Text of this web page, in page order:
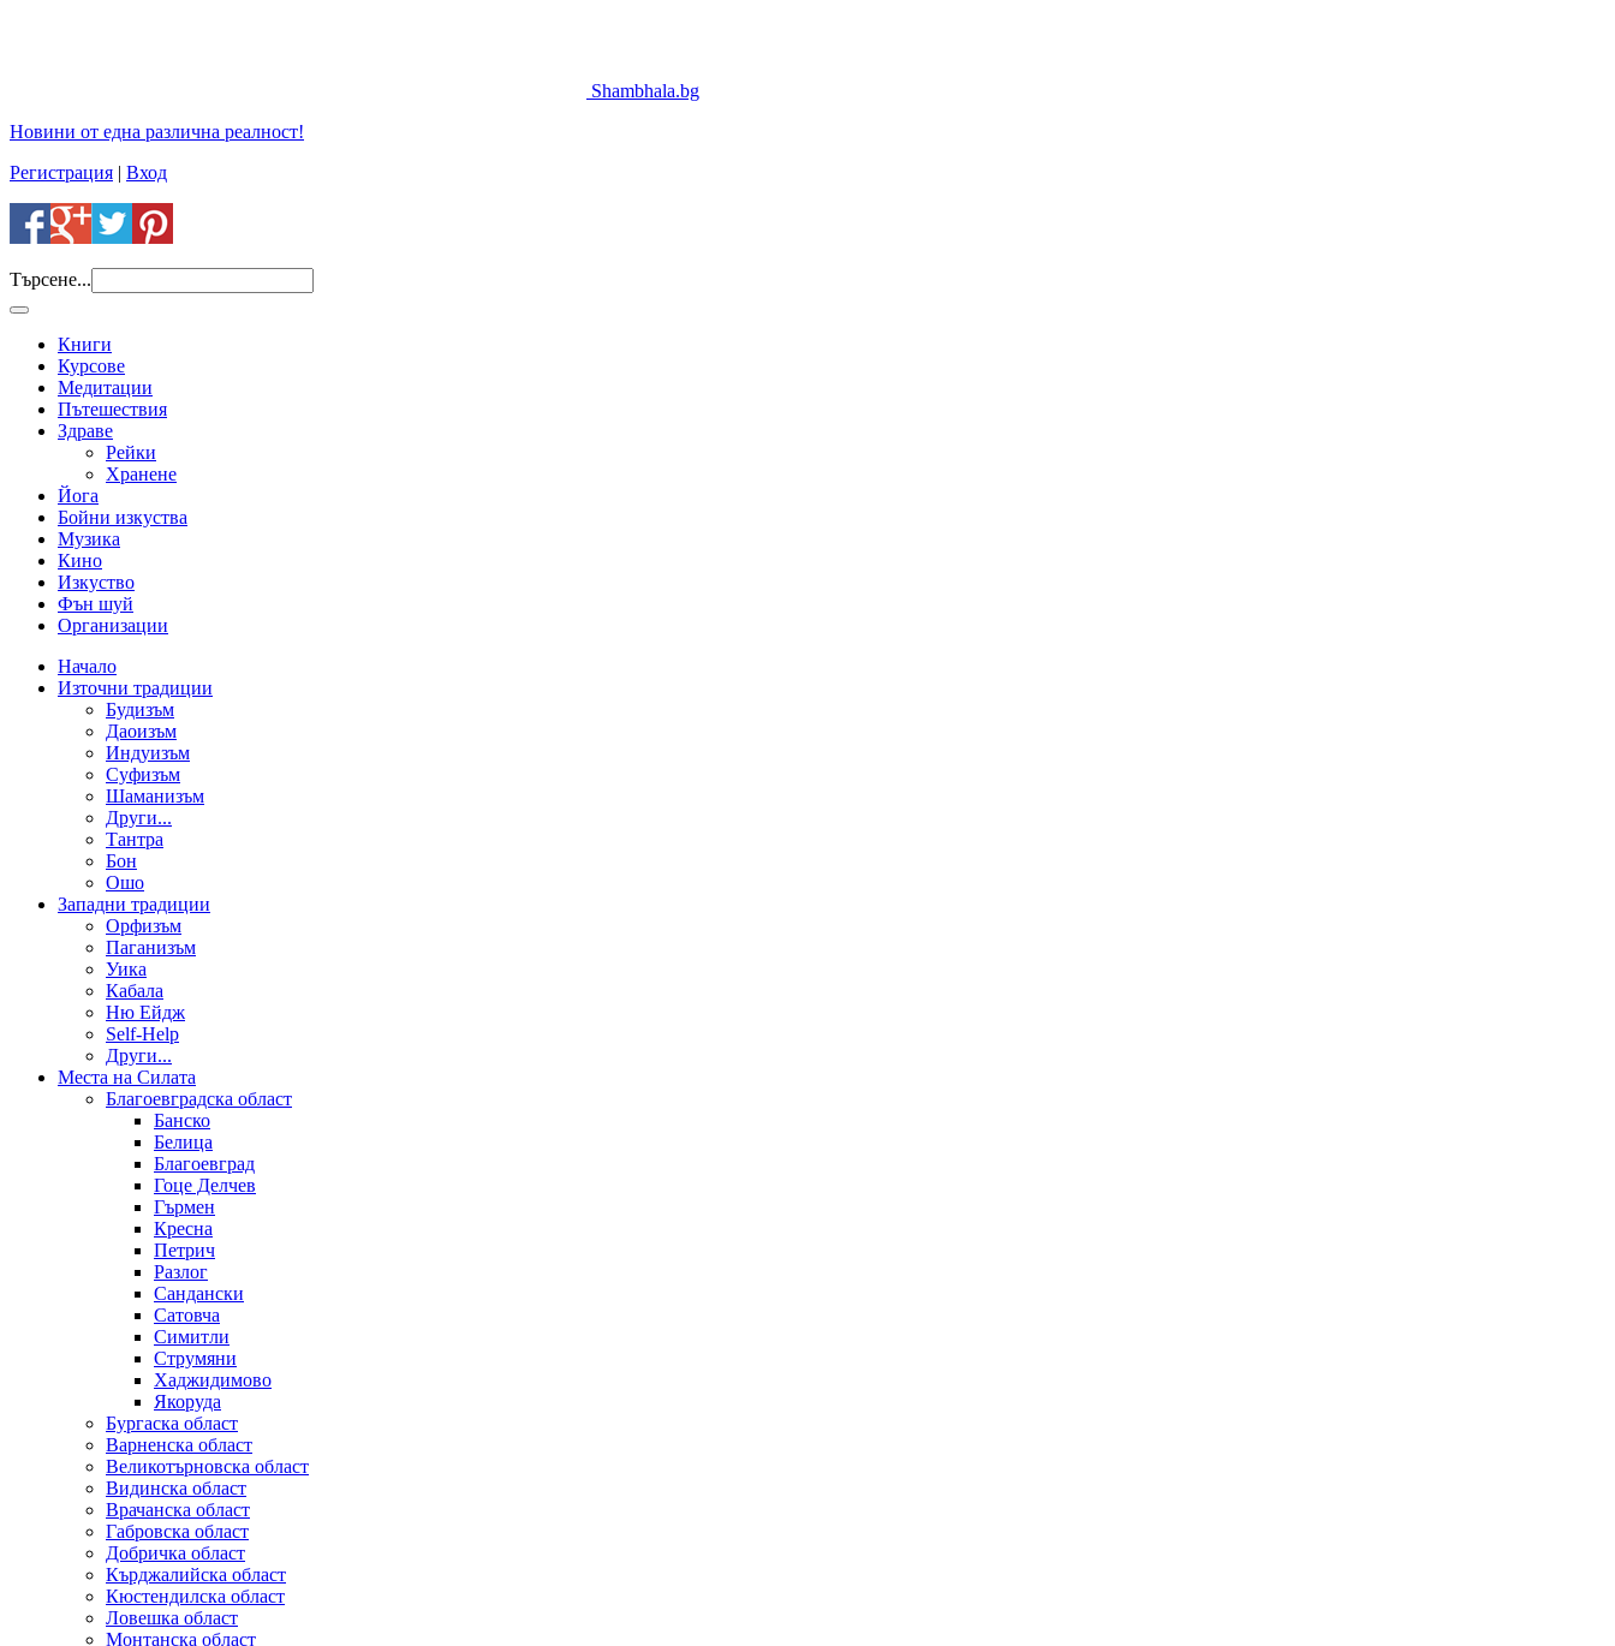
Shambhala.bg
Новини от една различна реалност!
Регистрация | Вход
Търсене...
Книги
Курсове
Медитации
Пътешествия
Здраве
Рейки
Хранене
Йога
Бойни изкуства
Музика
Кино
Изкуство
Фън шуй
Организации
Начало
Източни традиции
Будизъм
Даоизъм
Индуизъм
Суфизъм
Шаманизъм
Други...
Тантра
Бон
Ошо
Западни традиции
Орфизъм
Паганизъм
Уика
Кабала
Ню Ейдж
Self-Help
Други...
Места на Силата
Благоевградска област
Банско
Белица
Благоевград
Гоце Делчев
Гърмен
Кресна
Петрич
Разлог
Сандански
Сатовча
Симитли
Струмяни
Хаджидимово
Якоруда
Бургаска област
Варненска област
Великотърновска област
Видинска област
Врачанска област
Габровска област
Добричка област
Кърджалийска област
Кюстендилска област
Ловешка област
Монтанска област